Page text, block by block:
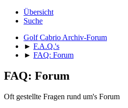
Übersicht
Suche
Golf Cabrio Archiv-Forum
► F.A.Q.'s
► FAQ: Forum
FAQ: Forum
Oft gestellte Fragen rund um's Forum